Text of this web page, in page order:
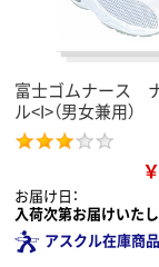
富士ゴムナース
ル<I>（男女兼用）
お届け日：
入荷次第お届けいた
アスクル在庫商品